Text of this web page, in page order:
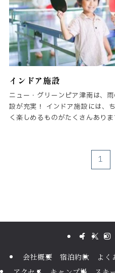
インドア施設
ニュー・グリーンピア津南は、
設が充実！ インドア施設には、
く楽しめるものがたくさんあり
1
会社概要 宿泊約款 よ